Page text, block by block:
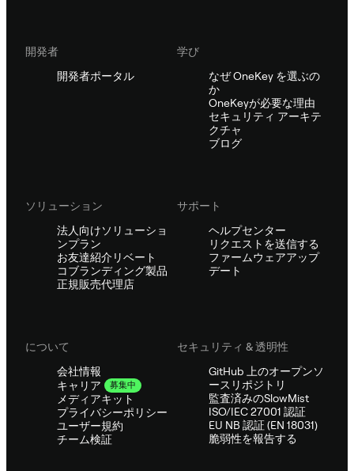
開発者
開発者ポータル
学び
なぜ OneKey を選ぶの
か
OneKeyが必要な理由
セキュリティ アーキテ
クチャ
ブログ
ソリューション
法人向けソリューショ
ンプラン
お友達紹介リベート
コブランディング製品
正規販売代理店
サポート
ヘルプセンター
リクエストを送信する
ファームウェアアップ
デート
について
会社情報
キャリア
募集中
メディアキット
プライバシーポリシー
ユーザー規約
チーム検証
セキュリティ & 透明性
GitHub 上のオープンソ
ースリポジトリ
監査済みのSlowMist
ISO/IEC 27001 認証
EU NB 認証 (EN 18031)
脆弱性を報告する